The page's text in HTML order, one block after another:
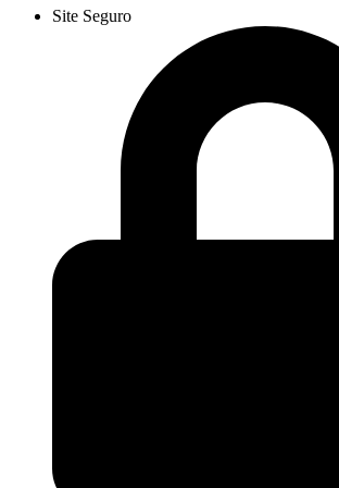
Site Seguro